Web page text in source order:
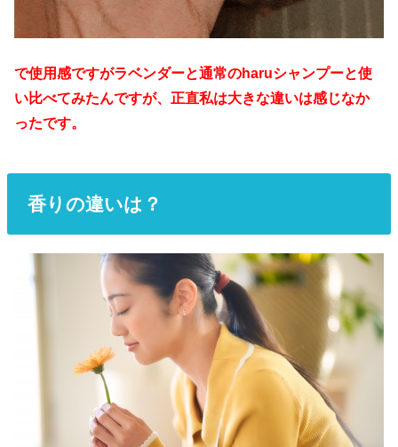
で使用感ですがラベンダーと通常のharuシャンプーと使
い比べてみたんですが、正直私は大きな違いは感じなか
ったです。
香りの違いは？